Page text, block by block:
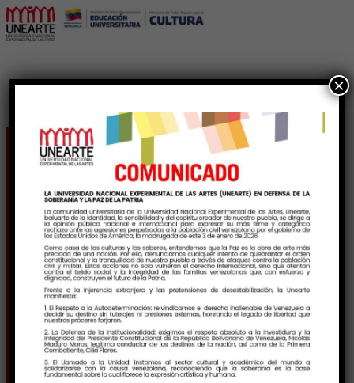
En Caracas: Consejo
Estadal de Gestión
Universitaria está listo
para recibir bachilleres
provenientes del SIN
2025
×